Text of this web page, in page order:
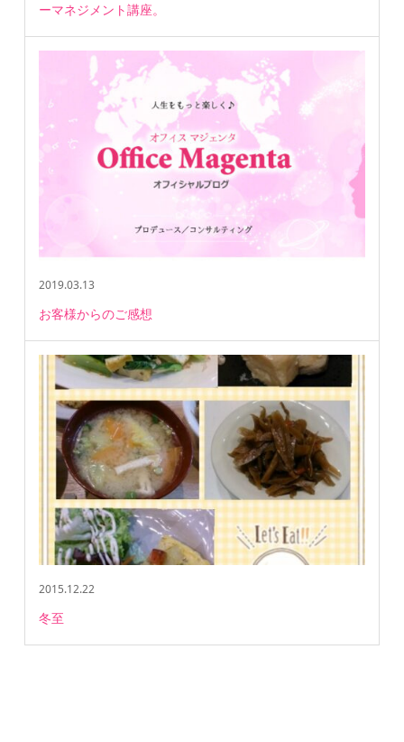
ーマネジメント講座。
2019.03.13
お客様からのご感想
2015.12.22
冬至